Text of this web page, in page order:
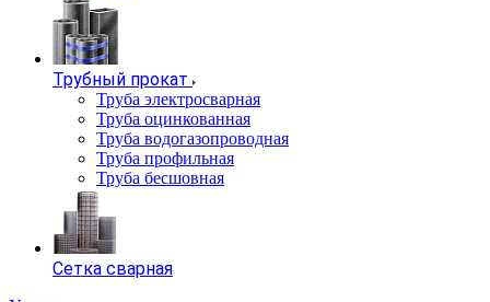
Трубный прокат
Труба электросварная
Труба оцинкованная
Труба водогазопроводная
Труба профильная
Труба бесшовная
Сетка сварная